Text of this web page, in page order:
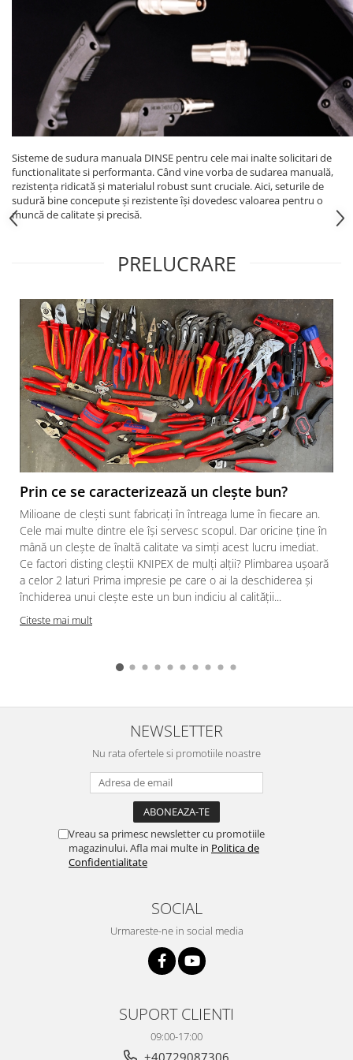
Ulei motor
Statii ulei
Carucior butoi 200 L
Ulei hidraulic
Ulei pentru compresor
LIZE
Suport butelii
Automatizarea productiei
Sudura
Sudare manuala
Pozitionere de sudura
Instalatii de rotire
Platforme foarfeca
Tip SKM - pentru span
Tip 3S cu basculare pe 3 laturi
Tip SK – model Heavy-Duty
Tip BK – basculare prin rulare
Tip VD / VG
Tip GU / GU-E - compacte
Tip SGU - pentru span
Tip MGU - Minicontainer
Tip SMGU - mini pentru span
Tip RD - cu capac rotund
Tip BKC - de mare capacitate
Tip NK - mecanism foarfeca
Containere stivuibile
Tip BSK - pentru deșeuri
Traverse pentru BSK
Tip SB - cu bază rabatabilă
Nacela stivuitor
Translator stivuitor
Prelungitor lame stivuitor CAM
attachments
Atasamente profesionale CAM
Cleste ridicare butoi
Dispozitive ridicare butoaie
Sisteme de sudura manuala DINSE pentru cele mai inalte solicitari de
functionalitate si performanta. Când vine vorba de sudarea manuală,
rezistența ridicată și materialul robust sunt cruciale. Aici, seturile de
sudură bine concepute și rezistente își dovedesc valoarea pentru o
muncă de calitate și precisă.
PRELUCRARE
Prin ce se caracterizează un clește bun?
Milioane de clești sunt fabricați în întreaga lume în fiecare an.
Cele mai multe dintre ele își servesc scopul. Dar oricine ține în
mână un clește de înaltă calitate va simți acest lucru imediat.
Ce factori disting cleștii KNIPEX de mulți alții? Plimbarea ușoară
a celor 2 laturi Prima impresie pe care o ai la deschiderea și
închiderea unui clește este un bun indiciu al calității...
Citeste mai mult
NEWSLETTER
Nu rata ofertele si promotiile noastre
Vreau sa primesc newsletter cu promotiile
magazinului. Afla mai multe in Politica de
Confidentialitate
SOCIAL
Urmareste-ne in social media
SUPORT CLIENTI
09:00-17:00